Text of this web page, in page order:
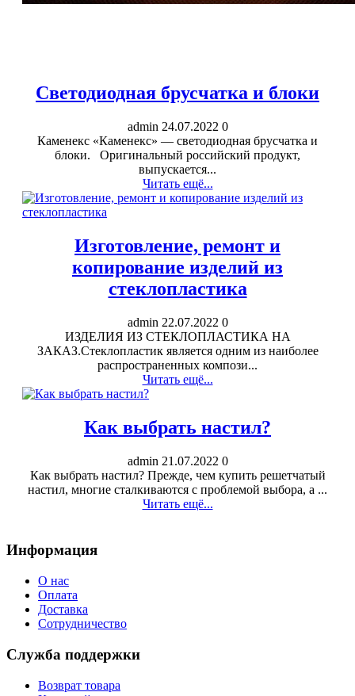
Светодиодная брусчатка и блоки
admin 24.07.2022 0
Каменекс «Каменекс» — светодиодная брусчатка и
блоки. Оригинальный российский продукт,
выпускается...
Читать ещё...
Изготовление, ремонт и
копирование изделий из
стеклопластика
admin 22.07.2022 0
ИЗДЕЛИЯ ИЗ СТЕКЛОПЛАСТИКА НА
ЗАКАЗ.Стеклопластик является одним из наиболее
распространенных компози...
Читать ещё...
Как выбрать настил?
admin 21.07.2022 0
Как выбрать настил? Прежде, чем купить решетчатый
настил, многие сталкиваются с проблемой выбора, а ...
Читать ещё...
Информация
О нас
Оплата
Доставка
Сотрудничество
Служба поддержки
Возврат товара